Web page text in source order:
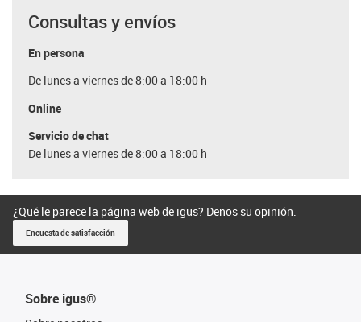
Consultas y envíos
En persona
De lunes a viernes de 8:00 a 18:00 h
Online
Servicio de chat
De lunes a viernes de 8:00 a 18:00 h
¿Qué le parece la página web de igus? Denos su opinión.
Encuesta de satisfacción
Sobre igus®